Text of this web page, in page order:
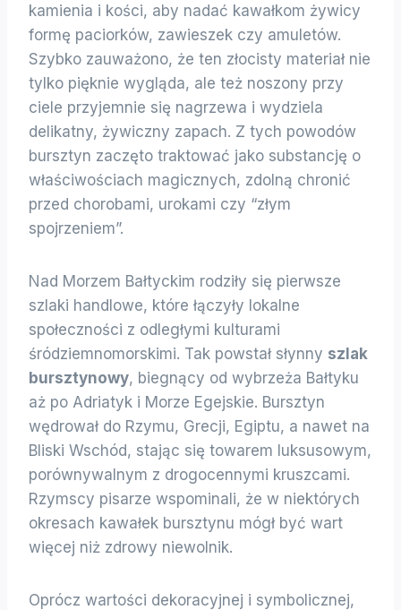
kamienia i kości, aby nadać kawałkom żywicy
formę paciorków, zawieszek czy amuletów.
Szybko zauważono, że ten złocisty materiał nie
tylko pięknie wygląda, ale też noszony przy
ciele przyjemnie się nagrzewa i wydziela
delikatny, żywiczny zapach. Z tych powodów
bursztyn zaczęto traktować jako substancję o
właściwościach magicznych, zdolną chronić
przed chorobami, urokami czy “złym
spojrzeniem”.
Nad Morzem Bałtyckim rodziły się pierwsze
szlaki handlowe, które łączyły lokalne
społeczności z odległymi kulturami
śródziemnomorskimi. Tak powstał słynny szlak
bursztynowy, biegnący od wybrzeża Bałtyku
aż po Adriatyk i Morze Egejskie. Bursztyn
wędrował do Rzymu, Grecji, Egiptu, a nawet na
Bliski Wschód, stając się towarem luksusowym,
porównywalnym z drogocennymi kruszcami.
Rzymscy pisarze wspominali, że w niektórych
okresach kawałek bursztynu mógł być wart
więcej niż zdrowy niewolnik.
Oprócz wartości dekoracyjnej i symbolicznej,